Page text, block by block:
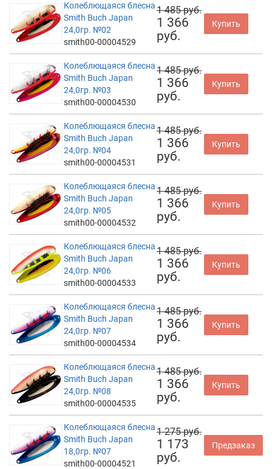
Колеблющаяся блесна
Smith Buch Japan
24,0гр. №02
smith00-00004529
1 485 руб.
1 366
руб.
Купить
Колеблющаяся блесна
Smith Buch Japan
24,0гр. №03
smith00-00004530
1 485 руб.
1 366
руб.
Купить
Колеблющаяся блесна
Smith Buch Japan
24,0гр. №04
smith00-00004531
1 485 руб.
1 366
руб.
Купить
Колеблющаяся блесна
Smith Buch Japan
24,0гр. №05
smith00-00004532
1 485 руб.
1 366
руб.
Купить
Колеблющаяся блесна
Smith Buch Japan
24,0гр. №06
smith00-00004533
1 485 руб.
1 366
руб.
Купить
Колеблющаяся блесна
Smith Buch Japan
24,0гр. №07
smith00-00004534
1 485 руб.
1 366
руб.
Купить
Колеблющаяся блесна
Smith Buch Japan
24,0гр. №08
smith00-00004535
1 485 руб.
1 366
руб.
Купить
Колеблющаяся блесна
Smith Buch Japan
18,0гр. №07
smith00-00004521
1 275 руб.
1 173
руб.
Предзаказ